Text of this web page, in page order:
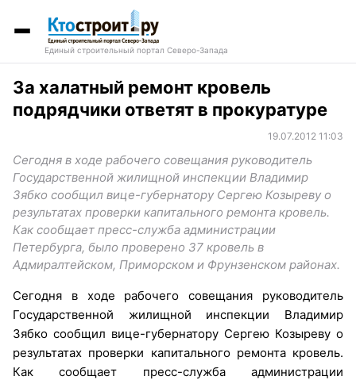
Единый строительный портал Северо-Запада
За халатный ремонт кровель
подрядчики ответят в прокуратуре
19.07.2012 11:03
Сегодня в ходе рабочего совещания руководитель
Государственной жилищной инспекции Владимир
Зябко сообщил вице-губернатору Сергею Козыреву о
результатах проверки капитального ремонта кровель.
Как сообщает пресс-служба администрации
Петербурга, было проверено 37 кровель в
Адмиралтейском, Приморском и Фрунзенском районах.
Сегодня в ходе рабочего совещания руководитель
Государственной жилищной инспекции Владимир
Зябко сообщил вице-губернатору Сергею Козыреву о
результатах проверки капитального ремонта кровель.
Как сообщает пресс-служба администрации